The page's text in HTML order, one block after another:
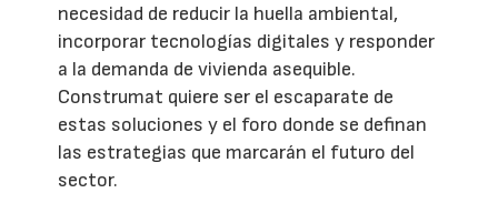
necesidad de reducir la huella ambiental,
incorporar tecnologías digitales y responder
a la demanda de vivienda asequible.
Construmat quiere ser el escaparate de
estas soluciones y el foro donde se definan
las estrategias que marcarán el futuro del
sector.